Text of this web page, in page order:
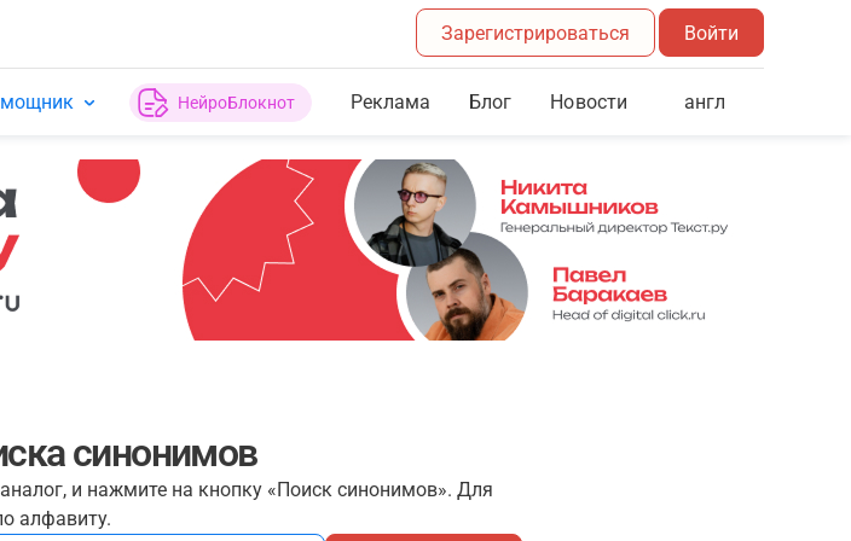
Зарегистрироваться Войти
НейроБлокнот Реклама Блог Новости англ
синонимов
и нажмите на кнопку «Поиск синонимов». Для
алфавиту.